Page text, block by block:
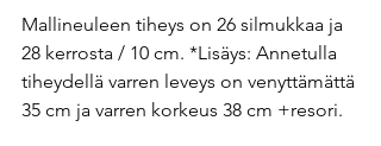
Mallineuleen tiheys on 26 silmukkaa ja
28 kerrosta / 10 cm. *Lisäys: Annetulla
tiheydellä varren leveys on venyttämättä
35 cm ja varren korkeus 38 cm +resori.